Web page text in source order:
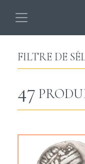
FILTRE DE
47